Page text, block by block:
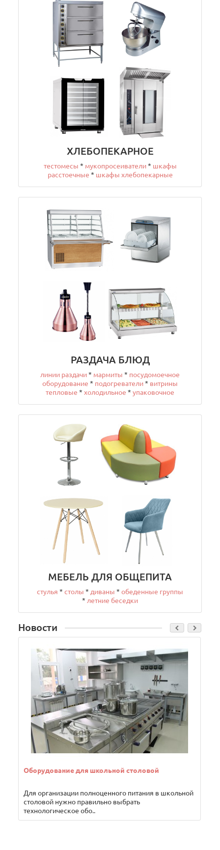
ХЛЕБОПЕКАРНОЕ
тестомесы * мукопросеиватели* шкафы
расстоечные * шкафы хлебопекарные
РАЗДАЧА БЛЮД
линии раздачи* мармиты * посудомоечное
оборудование * подогреватели* витрины
тепловые * холодильное * упаковочное
МЕБЕЛЬ ДЛЯ ОБЩЕПИТА
стулья * столы * диваны * обеденные группы
* летние беседки
Новости
Оборудование для школьной столовой
Для организации полноценного питания в школьной
столовой нужно правильно выбрать
технологическое обо..